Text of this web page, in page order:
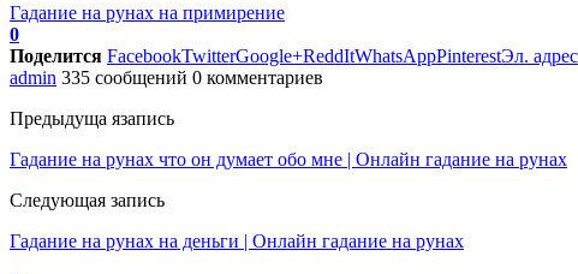
Гадание на рунах на примирение
0
Поделится FacebookTwitterGoogle+ReddItWhatsAppPinterestЭл. адрес
admin 335 сообщений 0 комментариев
Предыдуща язапись
Гадание на рунах что он думает обо мне | Онлайн гадание на рунах
Следующая запись
Гадание на рунах на деньги | Онлайн гадание на рунах